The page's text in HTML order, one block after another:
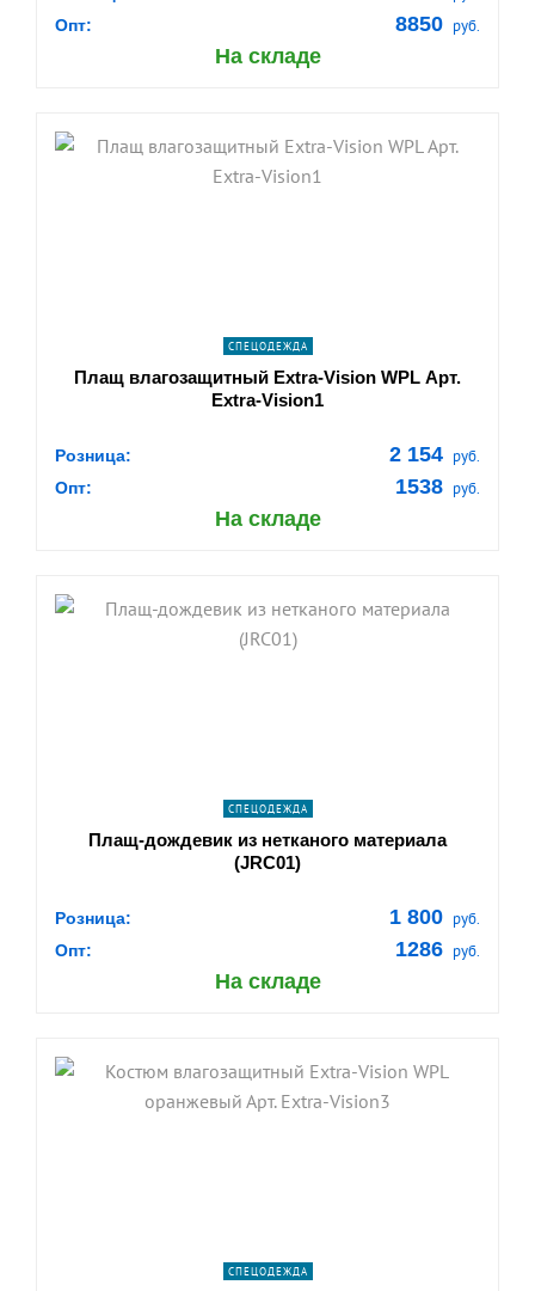
Опт: 8850 руб.
На складе
shopping_cart В КОРЗИНУ
СПЕЦОДЕЖДА
Плащ влагозащитный Extra-Vision WPL Арт.
Extra-Vision1
Розница: 2 154 руб.
Опт: 1538 руб.
На складе
shopping_cart В КОРЗИНУ
СПЕЦОДЕЖДА
Плащ-дождевик из нетканого материала
(JRC01)
Розница: 1 800 руб.
Опт: 1286 руб.
На складе
shopping_cart В КОРЗИНУ
СПЕЦОДЕЖДА